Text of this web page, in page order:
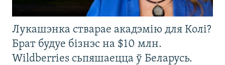
Лукашэнка стварае акадэмію для Колі?
Брат будуе бізнэс на $10 млн.
Wildberries сьпяшаецца ў Беларусь.